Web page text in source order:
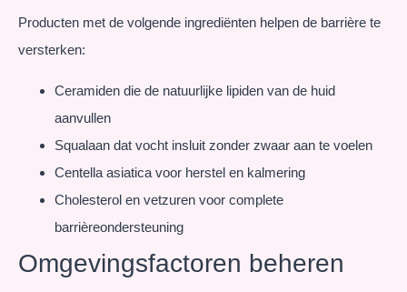
Producten met de volgende ingrediënten helpen de barrière te
versterken:
Ceramiden die de natuurlijke lipiden van de huid
aanvullen
Squalaan dat vocht insluit zonder zwaar aan te voelen
Centella asiatica voor herstel en kalmering
Cholesterol en vetzuren voor complete
barrièreondersteuning
Omgevingsfactoren beheren